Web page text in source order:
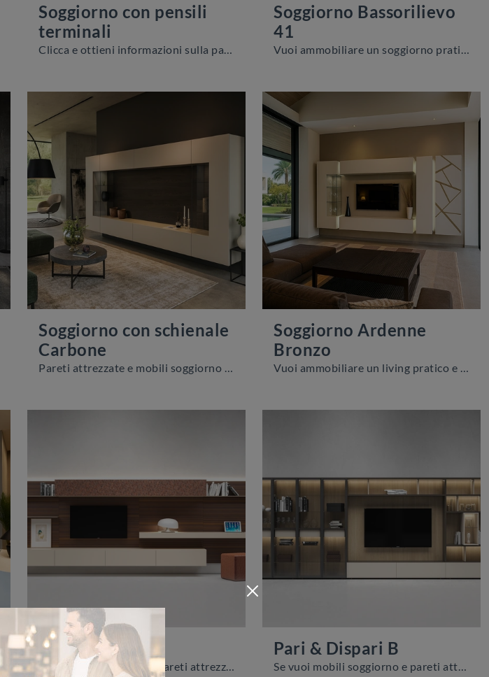
Soggiorno con pensili
terminali
Soggiorno Bassorilievo
41
Soggiorno con schienale
Carbone
Soggiorno Ardenne
Bronzo
I-ModulART G
Se vuoi mobili giorno e pareti attrezzate moderne, opta per il modello I-ModulART G di Presotto: clicca e ottieni informazioni!
Pari & Dispari B
Se vuoi mobili soggiorno e pareti attrezzate moderne, scegli il modello Pari & Dispari B di Presotto: clicca e scopri di più!